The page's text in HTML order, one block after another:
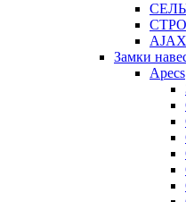
AJAX
Замки
Apecs